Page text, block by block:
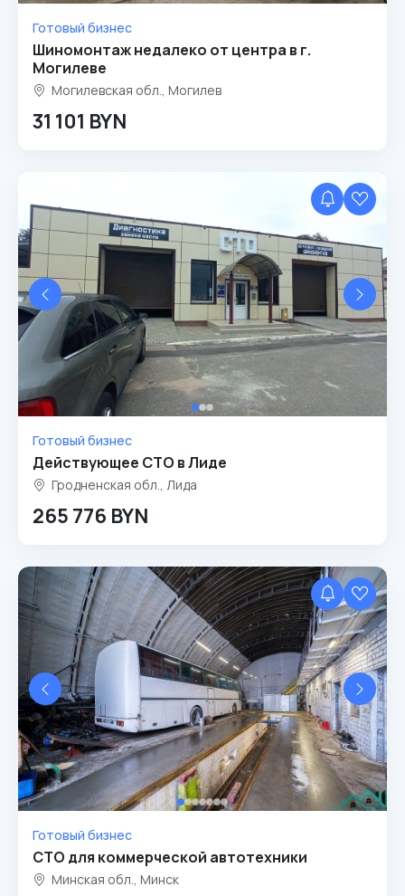
Готовый бизнес
Шиномонтаж недалеко от центра в г.
Могилеве
Могилевская обл., Могилев
31 101 BYN
Готовый бизнес
Действующее СТО в Лиде
Гродненская обл., Лида
265 776 BYN
Готовый бизнес
СТО для коммерческой автотехники
Минская обл., Минск